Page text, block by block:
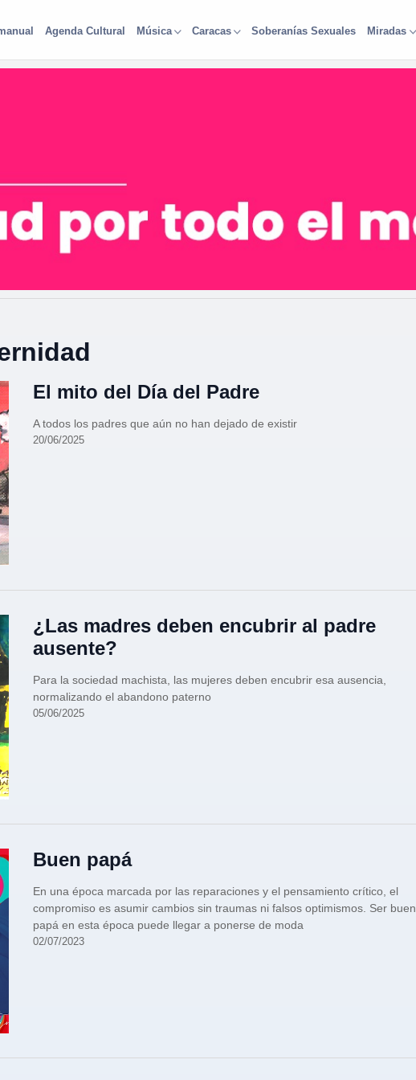
Agenda Cultural Música Caracas Soberanías Sexuales Miradas
El mito del Día del Padre
A todos los padres que aún no han dejado de existir
20/06/2025
¿Las madres deben encubrir al padre
ausente?
Para la sociedad machista, las mujeres deben encubrir esa ausencia,
normalizando el abandono paterno
05/06/2025
Buen papá
En una época marcada por las reparaciones y el pensamiento crítico, el
compromiso es asumir cambios sin traumas ni falsos optimismos. Ser buen
papá en esta época puede llegar a ponerse de moda
02/07/2023